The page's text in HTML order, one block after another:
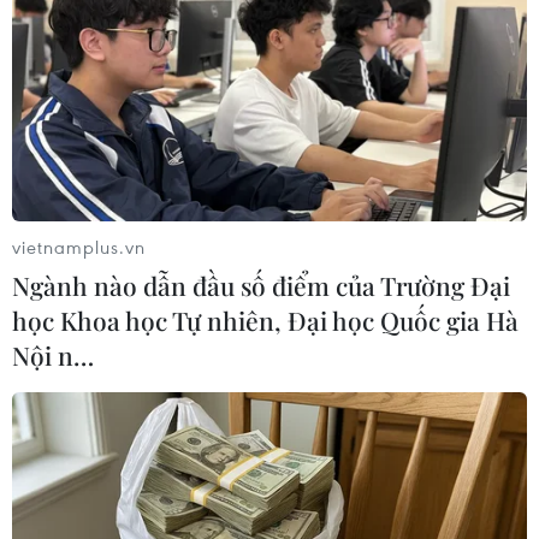
Theo dõi VietnamPlus
TIN LIÊN QUAN
vietnamplus.vn
Ngành nào dẫn đầu số điểm của Trường Đại
học Khoa học Tự nhiên, Đại học Quốc gia Hà
Nội n…